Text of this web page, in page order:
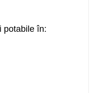
potabile în: